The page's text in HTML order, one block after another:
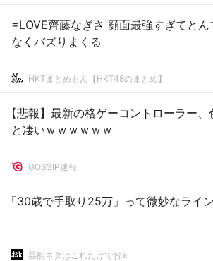
=LOVE齊藤なぎさ 顔面最強すぎてとん
なくバズりまくる
HKTまとめもん【HKT48のまとめ】
【悲報】最新の格ゲーコントローラー、
と凄いｗｗｗｗｗｗ
GOSSIP速報
「30歳で手取り25万」って微妙なライ
芸能ネタはこれだけでおｋ